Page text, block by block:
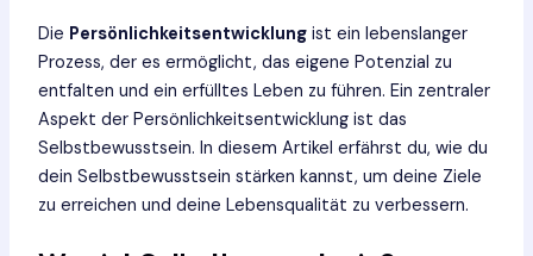
Die Persönlichkeitsentwicklungist ein lebenslanger
Prozess, der es ermöglicht, das eigene Potenzial zu
entfalten und ein erfülltes Leben zu führen. Ein zentraler
Aspekt der Persönlichkeitsentwicklung ist das
Selbstbewusstsein. In diesem Artikel erfährst du, wie du
dein Selbstbewusstsein stärken kannst, um deine Ziele
zu erreichen und deine Lebensqualität zu verbessern.